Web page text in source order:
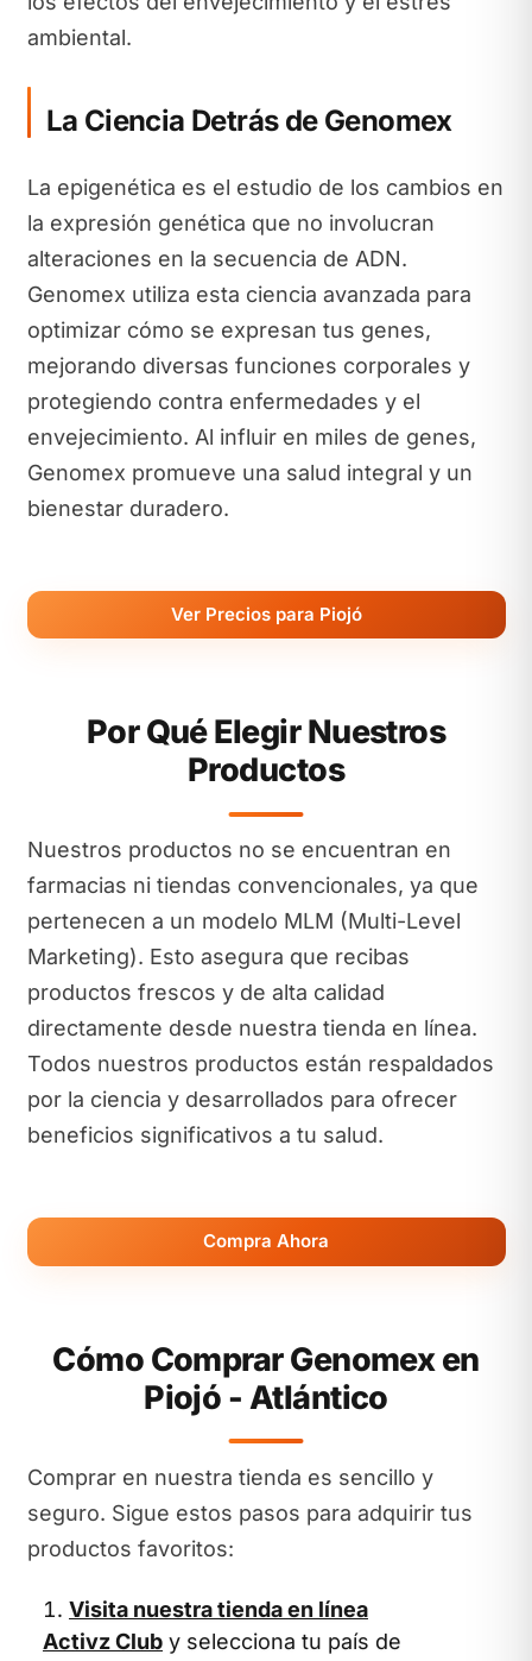
ambiental.
La Ciencia Detrás de Genomex
La epigenética es el estudio de los cambios en
la expresión genética que no involucran
alteraciones en la secuencia de ADN.
Genomex utiliza esta ciencia avanzada para
optimizar cómo se expresan tus genes,
mejorando diversas funciones corporales y
protegiendo contra enfermedades y el
envejecimiento. Al influir en miles de genes,
Genomex promueve una salud integral y un
bienestar duradero.
Ver Precios para Piojó
Por Qué Elegir Nuestros
Productos
Nuestros productos no se encuentran en
farmacias ni tiendas convencionales, ya que
pertenecen a un modelo MLM (Multi-Level
Marketing). Esto asegura que recibas
productos frescos y de alta calidad
directamente desde nuestra tienda en línea.
Todos nuestros productos están respaldados
por la ciencia y desarrollados para ofrecer
beneficios significativos a tu salud.
Compra Ahora
Cómo Comprar Genomex en
Piojó - Atlántico
Comprar en nuestra tienda es sencillo y
seguro. Sigue estos pasos para adquirir tus
productos favoritos:
Visita nuestra tienda en línea
Activz Club y selecciona tu país de